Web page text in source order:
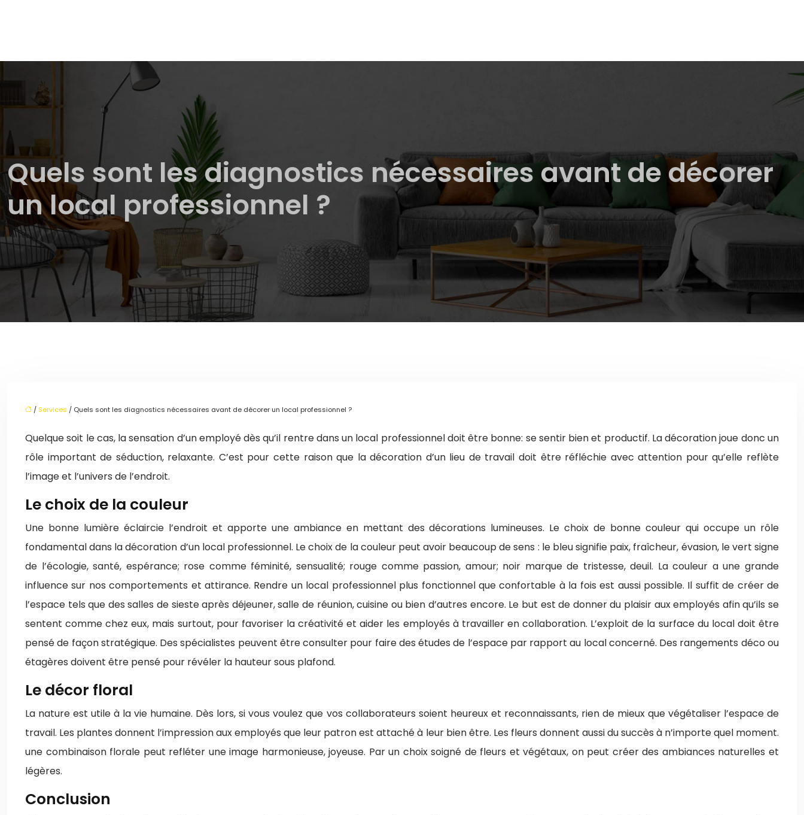
Quels sont les diagnostics nécessaires avant de décorer
un local professionnel ?
/ Services / Quels sont les diagnostics nécessaires avant de décorer un local professionnel ?
Quelque soit le cas, la sensation d’un employé dès qu’il rentre dans un local professionnel doit être bonne: se sentir bien et productif. La décoration joue donc un
rôle important de séduction, relaxante. C’est pour cette raison que la décoration d’un lieu de travail doit être réfléchie avec attention pour qu’elle reflète
l’image et l’univers de l’endroit.
Le choix de la couleur
Une bonne lumière éclaircie l’endroit et apporte une ambiance en mettant des décorations lumineuses. Le choix de bonne couleur qui occupe un rôle
fondamental dans la décoration d’un local professionnel. Le choix de la couleur peut avoir beaucoup de sens : le bleu signifie paix, fraîcheur, évasion, le vert signe
de l’écologie, santé, espérance; rose comme féminité, sensualité; rouge comme passion, amour; noir marque de tristesse, deuil. La couleur a une grande
influence sur nos comportements et attirance. Rendre un local professionnel plus fonctionnel que confortable à la fois est aussi possible. Il suffit de créer de
l’espace tels que des salles de sieste après déjeuner, salle de réunion, cuisine ou bien d’autres encore. Le but est de donner du plaisir aux employés afin qu’ils se
sentent comme chez eux, mais surtout, pour favoriser la créativité et aider les employés à travailler en collaboration. L’exploit de la surface du local doit être
pensé de façon stratégique. Des spécialistes peuvent être consulter pour faire des études de l’espace par rapport au local concerné. Des rangements déco ou
étagères doivent être pensé pour révéler la hauteur sous plafond.
Le décor floral
La nature est utile à la vie humaine. Dès lors, si vous voulez que vos collaborateurs soient heureux et reconnaissants, rien de mieux que végétaliser l’espace de
travail. Les plantes donnent l’impression aux employés que leur patron est attaché à leur bien être. Les fleurs donnent aussi du succès à n’importe quel moment.
une combinaison florale peut refléter une image harmonieuse, joyeuse. Par un choix soigné de fleurs et végétaux, on peut créer des ambiances naturelles et
légères.
Conclusion